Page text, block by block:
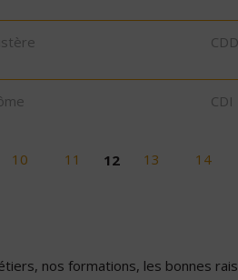
CDD
CDI
10 11 12 13 14
nos formations, les bonnes